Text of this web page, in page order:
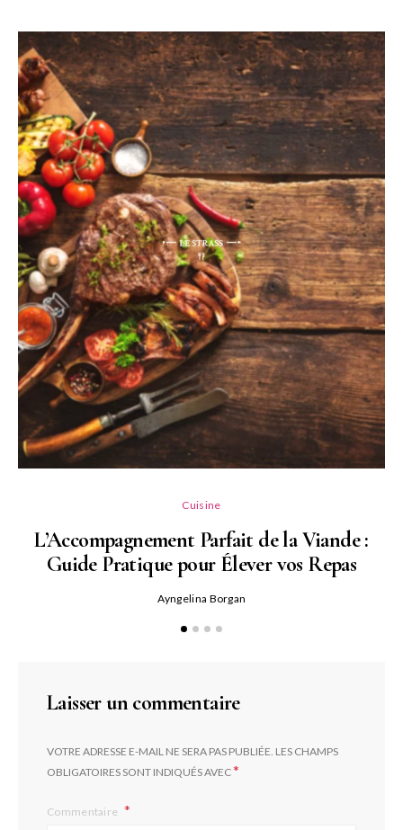
Cuisine
L’Accompagnement Parfait de la Viande :
Guide Pratique pour Élever vos Repas
Ayngelina Borgan
Laisser un commentaire
VOTRE ADRESSE E-MAIL NE SERA PAS PUBLIÉE. LES CHAMPS
OBLIGATOIRES SONT INDIQUÉS AVEC*
Commentaire